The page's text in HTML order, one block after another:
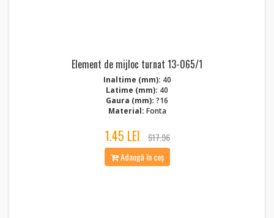
Element de mijloc turnat 13-065/1
Inaltime (mm): 40
Latime (mm): 40
Gaura (mm): ?16
Material: Fonta
1.45 LEI
$17.96
Adaugă în coș